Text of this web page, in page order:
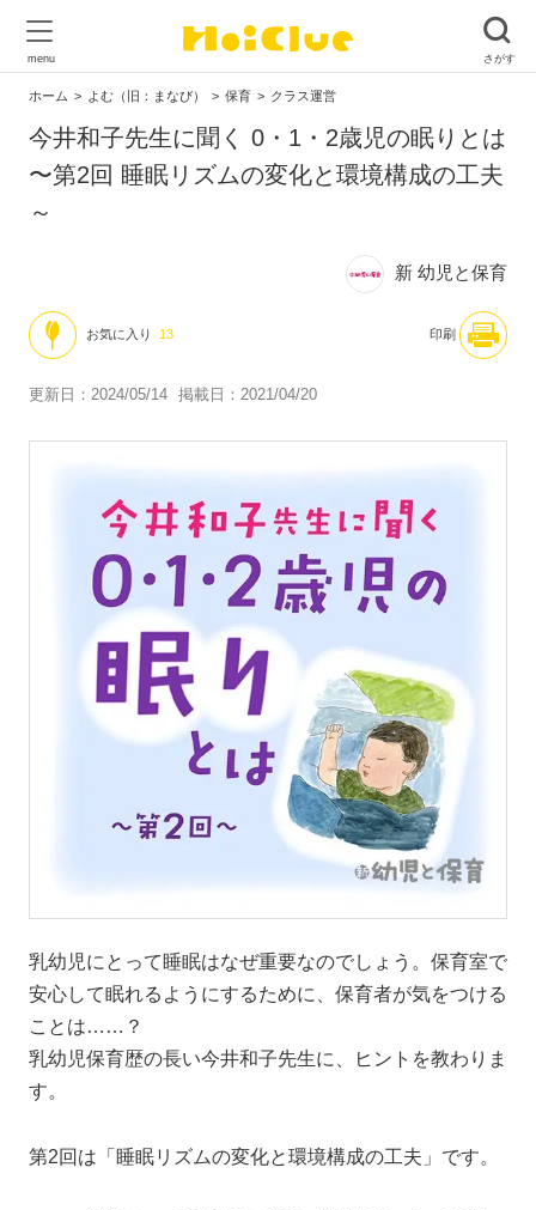
ホーム よむ（旧：まなび） 保育 クラス運営
今井和子先生に聞く 0・1・2歳児の眠りとは
〜第2回 睡眠リズムの変化と環境構成の工夫
～
新 幼児と保育
お気に入り 13 印刷
更新日：2024/05/14 掲載日：2021/04/20
乳幼児にとって睡眠はなぜ重要なのでしょう。保育室で
安心して眠れるようにするために、保育者が気をつける
ことは……？
乳幼児保育歴の長い今井和子先生に、ヒントを教わりま
す。
第2回は「睡眠リズムの変化と環境構成の工夫」です。